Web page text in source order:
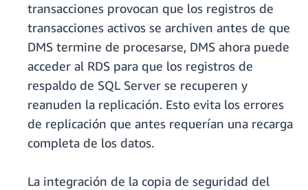
transacciones provocan que los registros de
transacciones activos se archiven antes de que
DMS termine de procesarse, DMS ahora puede
acceder al RDS para que los registros de
respaldo de SQL Server se recuperen y
reanuden la replicación. Esto evita los errores
de replicación que antes requerían una recarga
completa de los datos.
La integración de la copia de seguridad del